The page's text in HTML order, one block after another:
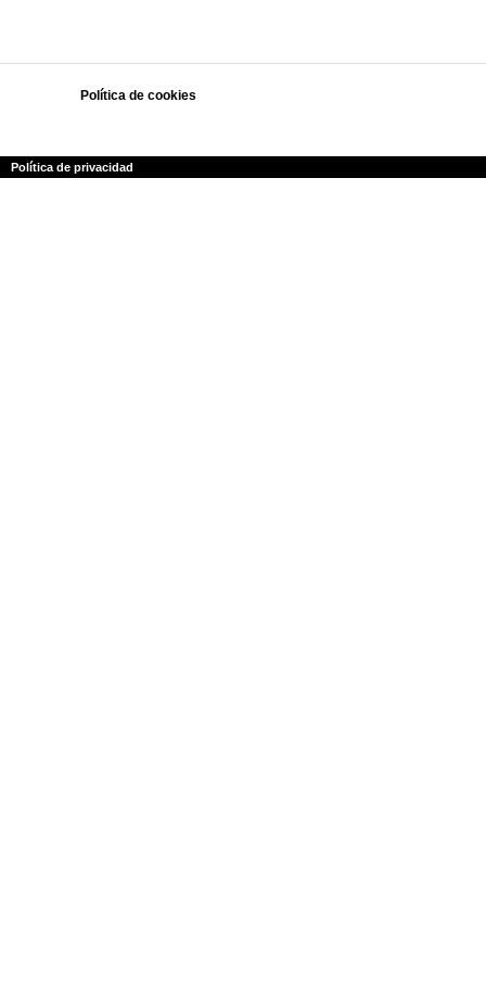
Política de cookies
Polí­tica de privacidad